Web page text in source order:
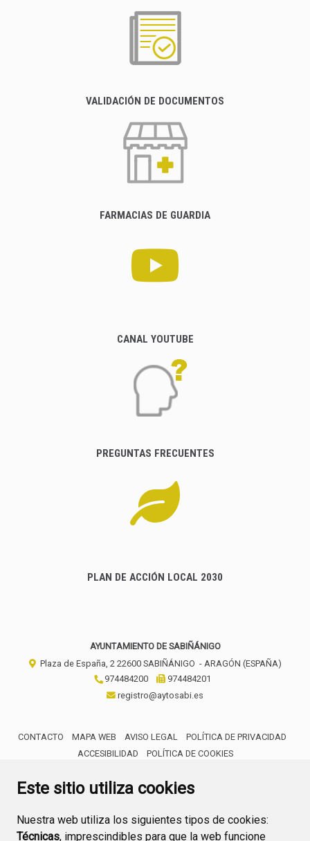
Este sitio utiliza cookies
Nuestra web utiliza los siguientes tipos de cookies:
Técnicas, imprescindibles para que la web funcione
VALIDACIÓN DE DOCUMENTOS
FARMACIAS DE GUARDIA
CANAL YOUTUBE
PREGUNTAS FRECUENTES
PLAN DE ACCIÓN LOCAL 2030
AYUNTAMIENTO DE SABIÑÁNIGO
Plaza de España, 2 22600 SABIÑÁNIGO - ARAGÓN (ESPAÑA)
974484200
974484201
registro@aytosabi.es
CONTACTO MAPA WEB AVISO LEGAL
POLÍTICA DE PRIVACIDAD
ACCESIBILIDAD
POLÍTICA DE COOKIES